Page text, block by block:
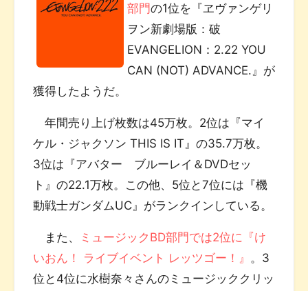
部門の1位を『ヱヴァンゲリ
ヲン新劇場版：破
EVANGELION：2.22 YOU
CAN (NOT) ADVANCE.』が
獲得したようだ。
年間売り上げ枚数は45万枚。2位は『マイ
ケル・ジャクソン THIS IS IT』の35.7万枚。
3位は『アバター ブルーレイ＆DVDセッ
ト』の22.1万枚。この他、5位と7位には『機
動戦士ガンダムUC』がランクインしている。
また、
ミュージックBD部門では2位に『け
いおん！ ライブイベント レッツゴー！』 。3
位と4位に水樹奈々さんのミュージッククリッ